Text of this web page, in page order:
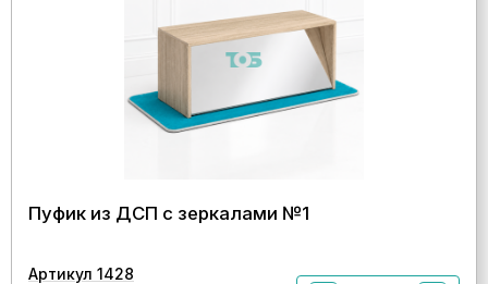
Пуфик из ДСП с зеркалами №1
Артикул 1428